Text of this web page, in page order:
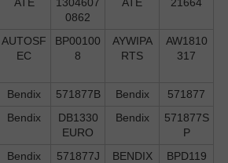
0862
AUTOSF
EC
BP00100
8
AYWIPA
RTS
AW1810
317
Bendix 571877B Bendix
571877
Bendix
DB1330
EURO
Bendix
571877S
P
Bendix 571877J
BENDIX
BPD119